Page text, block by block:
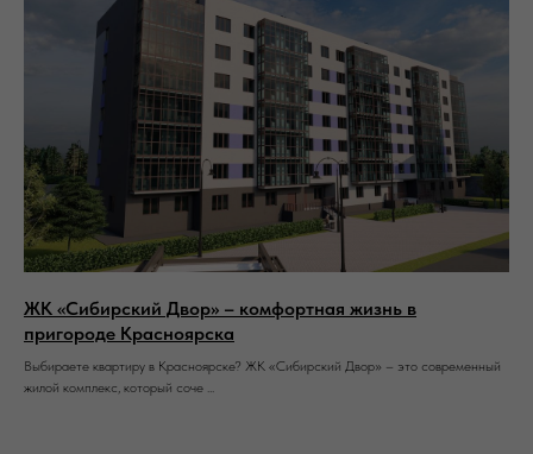
ЖК «Сибирский Двор» – комфортная жизнь в
пригороде Красноярска
Выбираете квартиру в Красноярске? ЖК «Сибирский Двор» – это современный
жилой комплекс, который соче ...